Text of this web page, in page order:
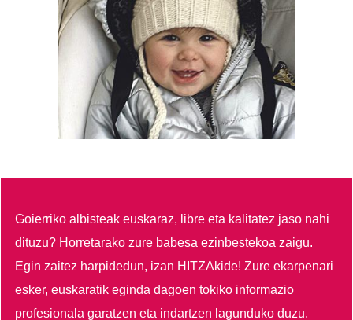
Goierriko albisteak euskaraz, libre eta kalitatez jaso nahi
dituzu? Horretarako zure babesa ezinbestekoa zaigu.
Egin zaitez harpidedun, izan HITZAkide!Zure ekarpenari
esker, euskaratik eginda dagoen tokiko informazio
profesionala garatzen eta indartzen lagunduko duzu.